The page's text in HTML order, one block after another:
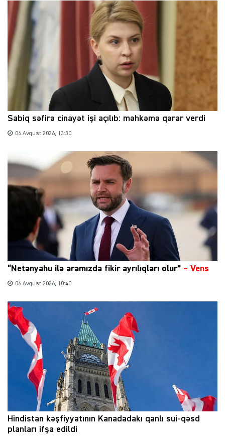
Sabiq səfirə cinayət işi açılıb: məhkəmə qərar verdi
06 Avqust 2026, 13:30
“Netanyahu ilə aramızda fikir ayrılıqları olur” – Vens
06 Avqust 2026, 10:40
Hindistan kəşfiyyatının Kanadadakı qanlı sui-qəsd
planları ifşa edildi